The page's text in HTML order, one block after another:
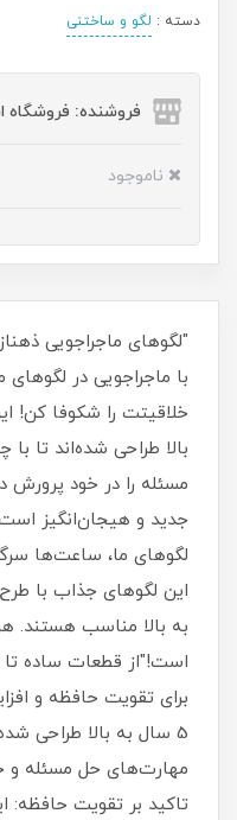
دسته : لگو و ساختنی
فروشنده: فروشگاه
ناموجود
"لگوهای ماجراجویی
با ماجراجویی در
بالا طراحی شده‌اند تا
مسئله را در خود
جدید و هیجان‌انگیز
لگوهای ما، ساعت‌ها
به بالا مناسب هستند.
است!"از قطعات ساده
برای تقویت حافظه و
5 سال به بالا طراحی
مهارت‌های حل مسئله و
تاکید بر تقویت